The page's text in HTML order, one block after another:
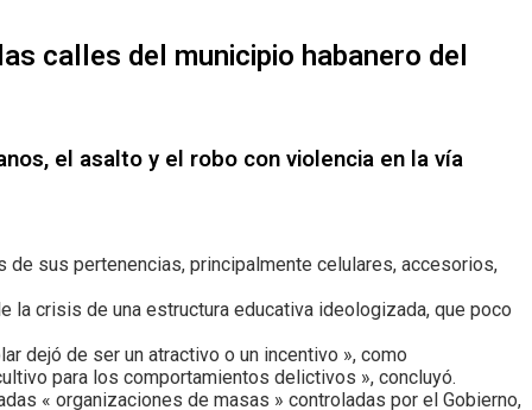
calles del municipio habanero del
el asalto y el robo con violencia en la vía
de sus pertenencias, principalmente celulares, accesorios,
la crisis de una estructura educativa ideologizada, que poco
dejó de ser un atractivo o un incentivo », como
para los comportamientos delictivos », concluyó.
« organizaciones de masas » controladas por el Gobierno,